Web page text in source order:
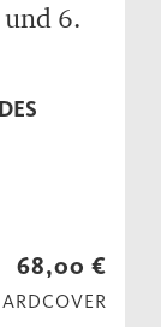
6.
68,00 €